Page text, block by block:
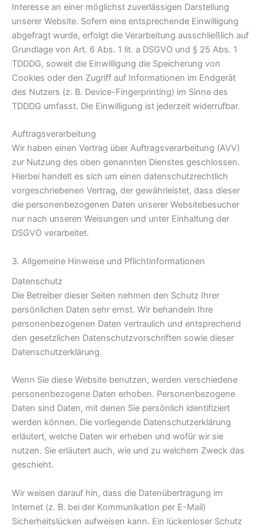
Interesse an einer möglichst zuverlässigen Darstellung
unserer Website. Sofern eine entsprechende Einwilligung
abgefragt wurde, erfolgt die Verarbeitung ausschließlich auf
Grundlage von Art. 6 Abs. 1 lit. a DSGVO und § 25 Abs. 1
TDDDG, soweit die Einwilligung die Speicherung von
Cookies oder den Zugriff auf Informationen im Endgerät
des Nutzers (z. B. Device-Fingerprinting) im Sinne des
TDDDG umfasst. Die Einwilligung ist jederzeit widerrufbar.
Auftragsverarbeitung
Wir haben einen Vertrag über Auftragsverarbeitung (AVV)
zur Nutzung des oben genannten Dienstes geschlossen.
Hierbei handelt es sich um einen datenschutzrechtlich
vorgeschriebenen Vertrag, der gewährleistet, dass dieser
die personenbezogenen Daten unserer Websitebesucher
nur nach unseren Weisungen und unter Einhaltung der
DSGVO verarbeitet.
3. Allgemeine Hinweise und Pflicht­informationen
Datenschutz
Die Betreiber dieser Seiten nehmen den Schutz Ihrer
persönlichen Daten sehr ernst. Wir behandeln Ihre
personenbezogenen Daten vertraulich und entsprechend
den gesetzlichen Datenschutzvorschriften sowie dieser
Datenschutzerklärung.
Wenn Sie diese Website benutzen, werden verschiedene
personenbezogene Daten erhoben. Personenbezogene
Daten sind Daten, mit denen Sie persönlich identifiziert
werden können. Die vorliegende Datenschutzerklärung
erläutert, welche Daten wir erheben und wofür wir sie
nutzen. Sie erläutert auch, wie und zu welchem Zweck das
geschieht.
Wir weisen darauf hin, dass die Datenübertragung im
Internet (z. B. bei der Kommunikation per E-Mail)
Sicherheitslücken aufweisen kann. Ein lückenloser Schutz